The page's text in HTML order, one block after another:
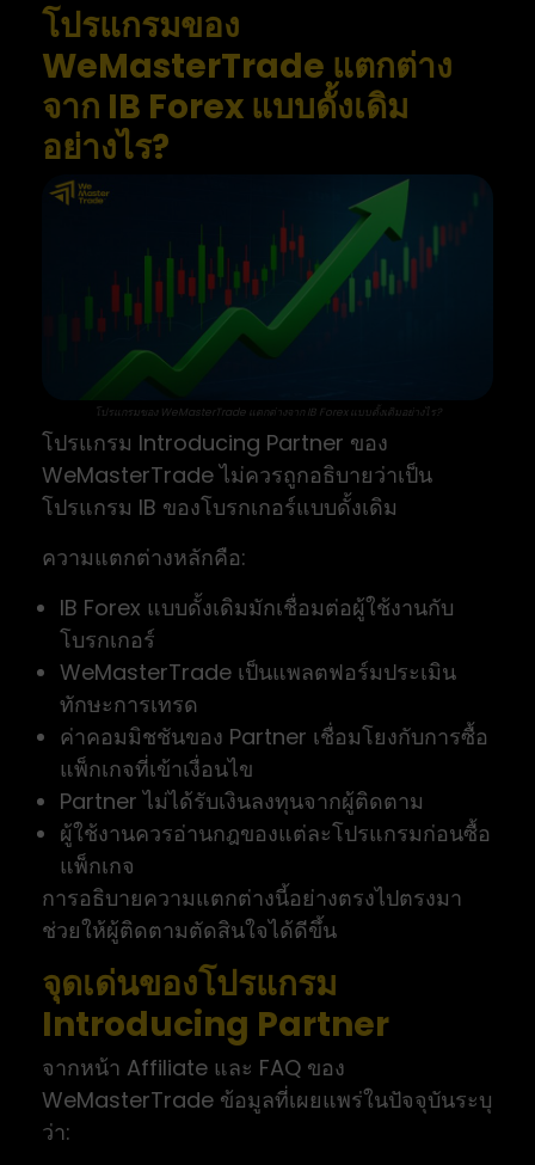
โปรแกรมของ
WeMasterTrade แตกต่าง
จาก IB Forex แบบดั้งเดิม
อย่างไร?
โปรแกรมของ WeMasterTrade แตกต่างจาก IB Forex แบบดั้งเดิมอย่างไร?
โปรแกรม Introducing Partner ของ
WeMasterTrade ไม่ควรถูกอธิบายว่าเป็น
โปรแกรม IB ของโบรกเกอร์แบบดั้งเดิม
ความแตกต่างหลักคือ:
IB Forex แบบดั้งเดิมมักเชื่อมต่อผู้ใช้งานกับ
โบรกเกอร์
WeMasterTrade เป็นแพลตฟอร์มประเมิน
ทักษะการเทรด
ค่าคอมมิชชันของ Partner เชื่อมโยงกับการซื้อ
แพ็กเกจที่เข้าเงื่อนไข
Partner ไม่ได้รับเงินลงทุนจากผู้ติดตาม
ผู้ใช้งานควรอ่านกฎของแต่ละโปรแกรมก่อนซื้อ
แพ็กเกจ
การอธิบายความแตกต่างนี้อย่างตรงไปตรงมา
ช่วยให้ผู้ติดตามตัดสินใจได้ดีขึ้น
จุดเด่นของโปรแกรม
Introducing Partner
จากหน้า Affiliate และ FAQ ของ
WeMasterTrade ข้อมูลที่เผยแพร่ในปัจจุบันระบุ
ว่า: